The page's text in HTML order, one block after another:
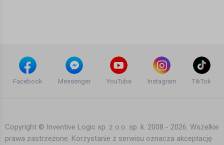
Calvin Harris - Let's Go ft. Ne-Yo
P a u l i n a
Love The Way You Lie (Tyler Ward
Facebook Messenger YouTube Instagram TikTok
Copyright © Inventive Logic sp. z o.o. sp. k. 2008 - 2026. Wszelkie
prawa zastrzeżone. Korzystanie z serwisu oznacza akceptację